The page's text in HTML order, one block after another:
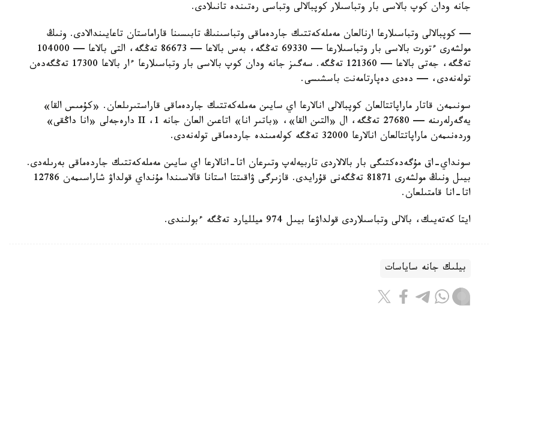
جانە ودان كوپ بالاسى بار وتباسىلار كوپبالالى وتباسى رەتىندە تانىلادى.
— كوپبالالى وتباسىلارعا ارنالعان مەملەكەتتىك جاردەماقى وتباسىنىڭ تابىسىنا قاراماستان تاعايىندالادى. ونىڭ
مولشەرى ءتورت بالاسى بار وتباسىلارعا — 69330 تەڭگە، بەس بالاعا — 86673 تەڭگە، التى بالاعا — 104000
تەڭگە، جەتى بالاعا — 121360 تەڭگە. سەگىز جانە ودان كوپ بالاسى بار وتباسىلارعا ءار بالاعا 17300 تەڭگەدەن
تولەنەدى، — دەدى دەپارتامەنت باسشىسى.
سونىمەن قاتار ماراپاتتالعان كوپبالالى انالارعا اي سايىن مەملەكەتتىك جاردەماقى قاراستىرىلعان. «كۇمىس القا»
يەگەرلەرىنە — 27680 تەڭگە، ال «التىن القا»، «باتىر انا» اتاعىن العان جانە 1، II دارەجەلى «انا داڭقى»
وردەنىمەن ماراپاتتالعان انالارعا 32000 تەڭگە كولەمىندە جاردەماقى تولەنەدى.
سونداي-اق مۇگەدەكتىگى بار بالالاردى تاربيەلەپ وتىرعان اتا-انالارعا اي سايىن مەملەكەتتىك جاردەماقى بەرىلەدى.
بيىل ونىڭ مولشەرى 81871 تەڭگەنى قۇرايدى. قازىرگى ۋاقىتتا استانا قالاسىندا مۇنداي قولداۋ شاراسىمەن 12786
اتا-انا قامتىلعان.
ايتا كەتەيىك، بالالى وتباسىلاردى قولداۋعا بيىل 974 ميلليارد تەڭگە ءبولىندى.
بيلىك جانە ساياسات